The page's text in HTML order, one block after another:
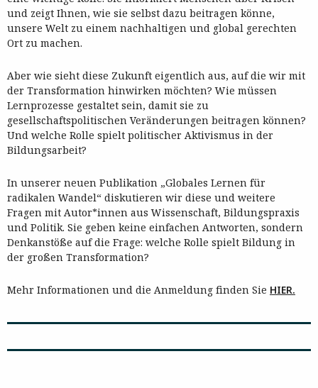
und zeigt Ihnen, wie sie selbst dazu beitragen könne,
unsere Welt zu einem nachhaltigen und global gerechten
Ort zu machen.
Aber wie sieht diese Zukunft eigentlich aus, auf die wir mit
der Transformation hinwirken möchten? Wie müssen
Lernprozesse gestaltet sein, damit sie zu
gesellschaftspolitischen Veränderungen beitragen können?
Und welche Rolle spielt politischer Aktivismus in der
Bildungsarbeit?
In unserer neuen Publikation „Globales Lernen für
radikalen Wandel“ diskutieren wir diese und weitere
Fragen mit Autor*innen aus Wissenschaft, Bildungspraxis
und Politik. Sie geben keine einfachen Antworten, sondern
Denkanstöße auf die Frage: welche Rolle spielt Bildung in
der großen Transformation?
Mehr Informationen und die Anmeldung finden Sie HIER.